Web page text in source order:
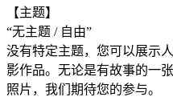
【主题】
“无主题 / 自由”
没有特定主题，您可以展示
影作品。无论是有故事的一
照片，我们期待您的参与。